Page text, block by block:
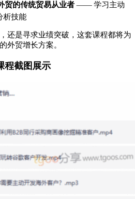
贸的传统贸易从业者 —— 学习主动
析技能
还是寻求业绩突破，这套课程都将为
外贸增长方案。
程截图展示